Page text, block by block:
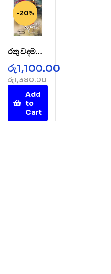
-20%
රතු වදමල් –
Rathu
Wada
Mal
රු1,380.00
රු1,100.00
Add
to
Cart